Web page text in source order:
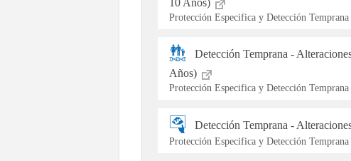
10 Años)
Protección Especifica y Detección Temprana
Detección Temprana -
Años)
Protección Especifica y Detección Temprana
Detección Temprana -
Protección Especifica y Detección Temprana